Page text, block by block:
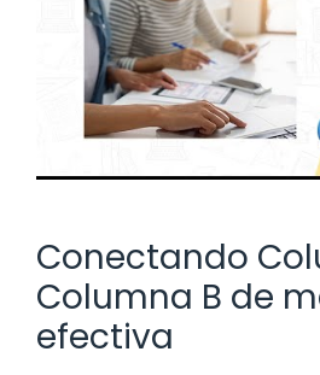
Conectando
Columna B de
efectiva